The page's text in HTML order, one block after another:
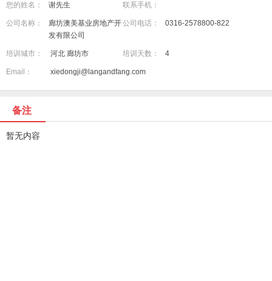
您的姓名： 谢先生 联系手机：
公司名称：
廊坊澳美基业房地产开
发有限公司
公司电话： 0316-2578800-822
培训城市： 河北 廊坊市 培训天数： 4
Email： xiedongji@langandfang.com
备注
暂无内容